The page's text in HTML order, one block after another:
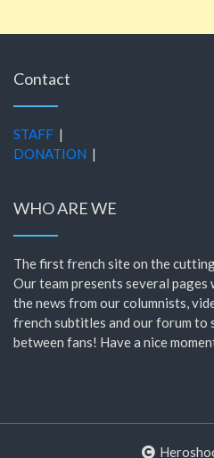
Contact
STAFF |
DONATION |
WHO ARE WE
The first french site on the
Our team presents several pages
the news from our columnists,
french subtitles and our forum to
between fans! Have a nice